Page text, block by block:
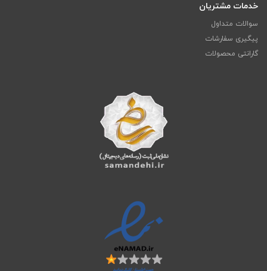
خدمات مشتریان
سوالات متداول
پیگیری سفارشات
گارانتی محصولات